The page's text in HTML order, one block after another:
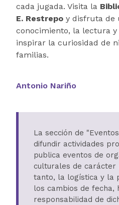
cada jugada. Visita la
E. Restrepo y disfruta de
conocimiento, la lectura
inspirar la curiosidad de
familias.
Antonio Nariño
La sección de
difundir actividades
publica eventos de
culturales de carácter
tanto, la logística y la
los cambios de fecha,
responsabilidad de